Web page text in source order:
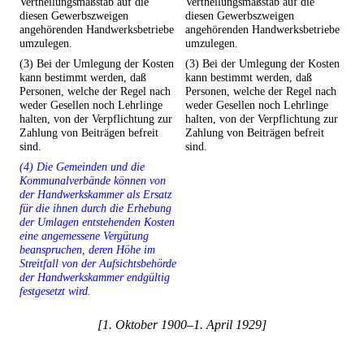
diesen Gewerbszweigen
angehörenden Handwerksbetriebe
umzulegen.
diesen Gewerbszweigen
angehörenden Handwerksbetriebe
umzulegen.
(3) Bei der Umlegung der Kosten
kann bestimmt werden, daß
Personen, welche der Regel nach
weder Gesellen noch Lehrlinge
halten, von der Verpflichtung zur
Zahlung von Beiträgen befreit
sind.
(3) Bei der Umlegung der Kosten
kann bestimmt werden, daß
Personen, welche der Regel nach
weder Gesellen noch Lehrlinge
halten, von der Verpflichtung zur
Zahlung von Beiträgen befreit
sind.
(4) Die Gemeinden und die
Kommunalverbände können von
der Handwerkskammer als Ersatz
für die ihnen durch die Erhebung
der Umlagen entstehenden Kosten
eine angemessene Vergütung
beanspruchen, deren Höhe im
Streitfall von der Aufsichtsbehörde
der Handwerkskammer endgültig
festgesetzt wird.
[1. Oktober 1900–1. April 1929]